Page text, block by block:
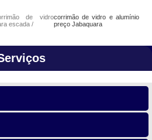
de vidro
escada
corrimão de vidro e alumínio
preço Jabaquara